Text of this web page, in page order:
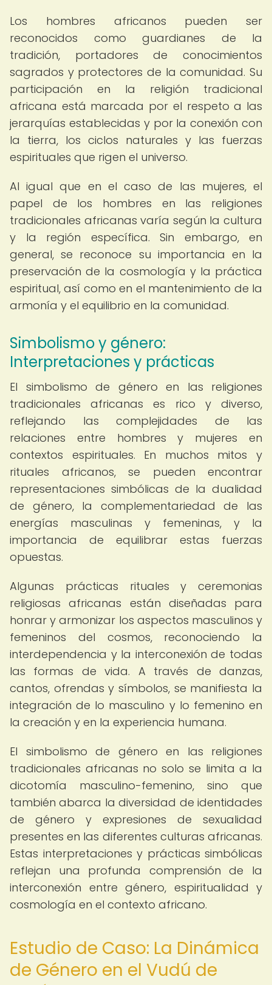
Los hombres africanos pueden ser
reconocidos como guardianes de la
tradición, portadores de conocimientos
sagrados y protectores de la comunidad. Su
participación en la religión tradicional
africana está marcada por el respeto a las
jerarquías establecidas y por la conexión con
la tierra, los ciclos naturales y las fuerzas
espirituales que rigen el universo.
Al igual que en el caso de las mujeres, el
papel de los hombres en las religiones
tradicionales africanas varía según la cultura
y la región específica. Sin embargo, en
general, se reconoce su importancia en la
preservación de la cosmología y la práctica
espiritual, así como en el mantenimiento de la
armonía y el equilibrio en la comunidad.
Simbolismo y género:
Interpretaciones y prácticas
El simbolismo de género en las religiones
tradicionales africanas es rico y diverso,
reflejando las complejidades de las
relaciones entre hombres y mujeres en
contextos espirituales. En muchos mitos y
rituales africanos, se pueden encontrar
representaciones simbólicas de la dualidad
de género, la complementariedad de las
energías masculinas y femeninas, y la
importancia de equilibrar estas fuerzas
opuestas.
Algunas prácticas rituales y ceremonias
religiosas africanas están diseñadas para
honrar y armonizar los aspectos masculinos y
femeninos del cosmos, reconociendo la
interdependencia y la interconexión de todas
las formas de vida. A través de danzas,
cantos, ofrendas y símbolos, se manifiesta la
integración de lo masculino y lo femenino en
la creación y en la experiencia humana.
El simbolismo de género en las religiones
tradicionales africanas no solo se limita a la
dicotomía masculino-femenino, sino que
también abarca la diversidad de identidades
de género y expresiones de sexualidad
presentes en las diferentes culturas africanas.
Estas interpretaciones y prácticas simbólicas
reflejan una profunda comprensión de la
interconexión entre género, espiritualidad y
cosmología en el contexto africano.
Estudio de Caso: La Dinámica
de Género en el Vudú de